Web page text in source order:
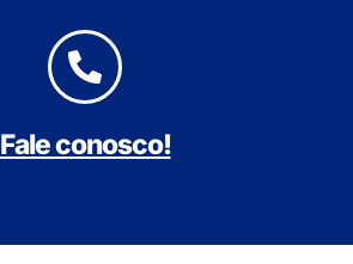
Fale conosco!